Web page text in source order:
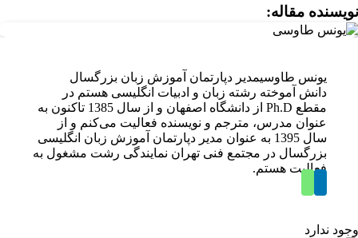
نویسنده مقاله:
یونس طاوسیمدیر دپارتمان آموزش زبان بزرگسال
دانش آموخته رشته زبان و ادبیات انگلیسی هستم در
مقطع Ph.D از دانشگاه اصفهان و از سال 1385 تاکنون به
عنوان مدرس، مترجم و نویسنده فعالیت می‌کنم و از
سال 1395 به عنوان مدیر دپارتمان آموزش زبان انگلیسی
بزرگسال در مجتمع فنی تهران نمایندگی رشت مشغول به
فعالیت هستم.
وجود ندارد